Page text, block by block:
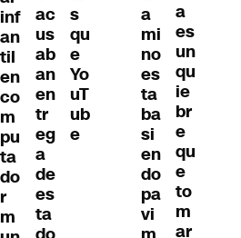
inf
an
til
en
co
m
pu
ta
do
r
m
ac
us
ab
an
en
tr
eg
a
de
es
ta
s
qu
e
Yo
uT
ub
e
a
mi
no
es
ta
ba
si
en
do
pa
vi
a
es
un
qu
ie
br
e
qu
e
to
m
ar